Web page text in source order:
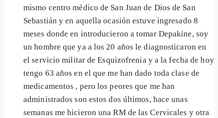
mismo centro médico de San Juan de Dios de San
Sebastián y en aquella ocasión estuve ingresado 8
meses donde en introducieron a tomar Depakine, soy
un hombre que ya a los 20 años le diagnosticaron en
el servicio militar de Esquizofrenia y a la fecha de hoy
tengo 63 años en el que me han dado toda clase de
medicamentos , pero los peores que me han
administrados son estos dos últimos, hace unas
semanas me hicieron una RM de las Cervicales y otra